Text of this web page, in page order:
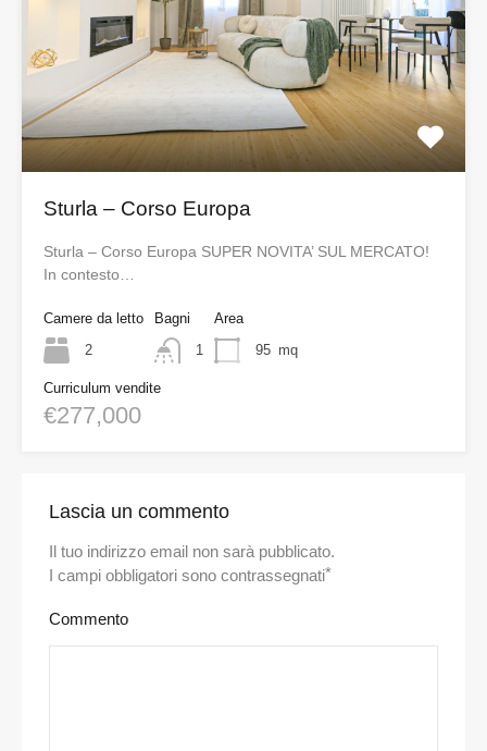
Sturla – Corso Europa
Sturla – Corso Europa SUPER NOVITA’ SUL MERCATO!
In contesto…
Camere da letto
2
Bagni
1
Area
95 mq
Curriculum vendite
€277,000
Lascia un commento
Il tuo indirizzo email non sarà pubblicato.
I campi obbligatori sono contrassegnati*
Commento